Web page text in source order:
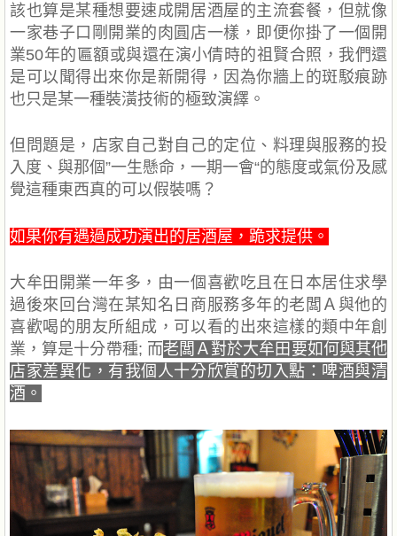
該也算是某種想要速成開居酒屋的主流套餐，但就像
一家巷子口剛開業的肉圓店一樣，即便你掛了一個開
業50年的匾額或與還在演小倩時的祖賢合照，我們還
是可以聞得出來你是新開得，因為你牆上的斑駁痕跡
也只是某一種裝潢技術的極致演繹。
但問題是，店家自己對自己的定位、料理與服務的投
入度、與那個”一生懸命，一期一會“的態度或氣份及感
覺這種東西真的可以假裝嗎？
如果你有遇過成功演出的居酒屋，跪求提供。
大牟田開業一年多，由一個喜歡吃且在日本居住求學
過後來回台灣在某知名日商服務多年的老闆Ａ與他的
喜歡喝的朋友所組成，可以看的出來這樣的類中年創
業，算是十分帶種; 而老闆Ａ對於大牟田要如何與其他
店家差異化，有我個人十分欣賞的切入點：啤酒與清
酒。